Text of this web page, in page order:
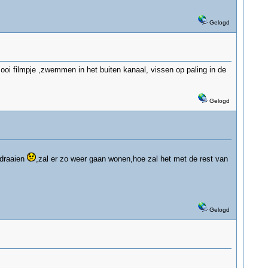
Gelogd
filmpje ,zwemmen in het buiten kanaal, vissen op paling in de
Gelogd
,zal er zo weer gaan wonen,hoe zal het met de rest van
Gelogd